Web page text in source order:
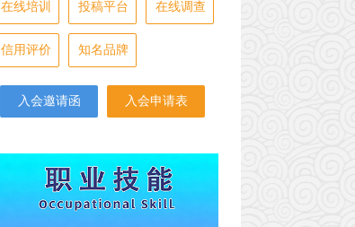
在线培训 投稿平台 在线调查
信用评价 知名品牌
入会邀请函 入会申请表